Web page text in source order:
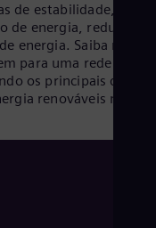
de estabilidade,
de energia, reduzindo
energia. Saiba mais
para uma rede mais
os principais
renováveis no